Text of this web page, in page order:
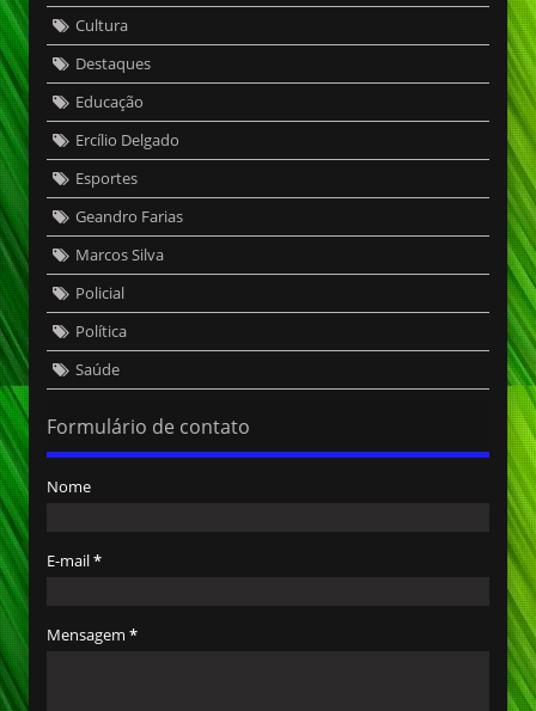
Cultura
Destaques
Educação
Ercílio Delgado
Esportes
Geandro Farias
Marcos Silva
Policial
Política
Saúde
Formulário de contato
Nome
E-mail*
Mensagem *